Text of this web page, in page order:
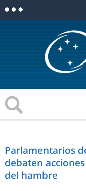
Parlamentarios
debaten
del hambre